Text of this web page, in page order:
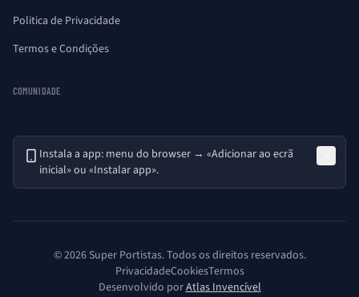
Politica de Privacidade
Termos e Condições
COMUNIDADE
Instala a app: menu do browser → «Adicionar ao ecrã
inicial» ou «Instalar app».
© 2026 Super Portistas. Todos os direitos reservados.
PrivacidadeCookiesTermos
Desenvolvido porAtlas Invencível